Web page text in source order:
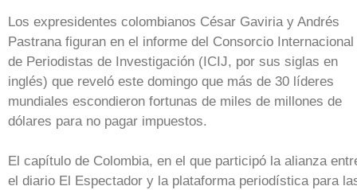
Los expresidentes colombianos César Gaviria y Andrés
Pastrana figuran en el informe del Consorcio Internacional
de Periodistas de Investigación (ICIJ, por sus siglas en
inglés) que reveló este domingo que más de 30 líderes
mundiales escondieron fortunas de miles de millones de
dólares para no pagar impuestos.
El capítulo de Colombia, en el que participó la alianza
el diario El Espectador y la plataforma periodística para